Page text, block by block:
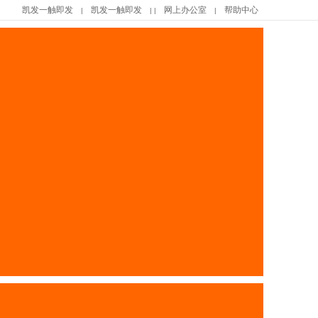
凯发一触即发 | 凯发一触即发 | | 网上办公室 | 帮助中心